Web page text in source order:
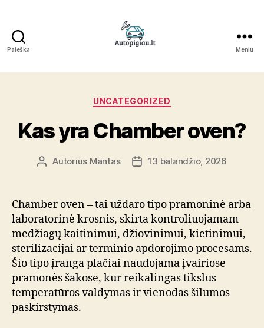
Paieška Meniu
Kategorijos
UNCATEGORIZED
Kas yra Chamber oven?
ĮrašoAutorius Mantas
Įrašo13 balandžio, 2026
Chamber oven – tai uždaro tipo pramoninė arba
laboratorinė krosnis, skirta kontroliuojamam
medžiagų kaitinimui, džiovinimui, kietinimui,
sterilizacijai ar terminio apdorojimo procesams.
Šio tipo įranga plačiai naudojama įvairiose
pramonės šakose, kur reikalingas tikslus
temperatūros valdymas ir vienodas šilumos
paskirstymas.